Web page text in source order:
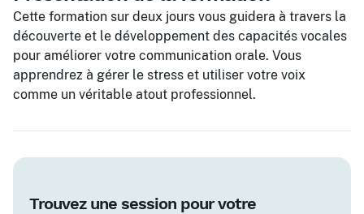
Cette formation sur deux jours vous guidera à travers la
découverte et le développement des capacités vocales
pour améliorer votre communication orale. Vous
apprendrez à gérer le stress et utiliser votre voix
comme un véritable atout professionnel.
Trouvez une session pour votre